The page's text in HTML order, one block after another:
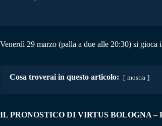
Venerdì 29 marzo (palla a due alle 20:30) si
Cosa troverai in questo articolo: mostra
IL PRONOSTICO DI VIRTUS BOLOGNA –